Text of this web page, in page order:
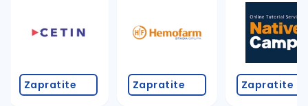
Zapratite Zapratite Zapratite